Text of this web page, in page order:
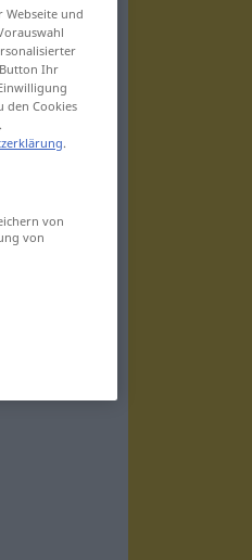
und
Ihr
den Cookies
.
von
von